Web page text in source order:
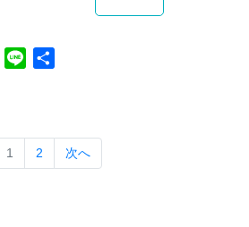
Hatena
Line
1 2 次へ